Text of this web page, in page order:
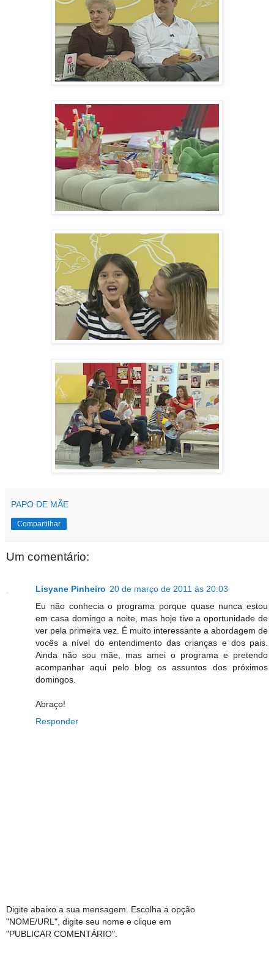
PAPO DE MÃE
Compartilhar
Um comentário:
Lisyane Pinheiro 20 de março de 2011 às 20:03
Eu não conhecia o programa porque quase nunca estou
em casa domingo a noite, mas hoje tive a oportunidade de
ver pela primeira vez. É muito interessante a abordagem de
vocês a nível do entendimento das crianças e dos pais.
Ainda não sou mãe, mas amei o programa e pretendo
acompanhar aqui pelo blog os assuntos dos próximos
domingos.
Abraço!
Responder
Digite abaixo a sua mensagem. Escolha a opção
"NOME/URL", digite seu nome e clique em
"PUBLICAR COMENTÁRIO".